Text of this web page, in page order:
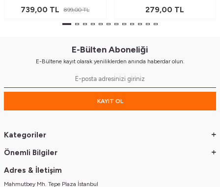
739,00 TL 899,00TL 279,00 TL
E-Bülten Aboneliği
E-Bültene kayıt olarak yeniliklerden anında haberdar olun.
KAYIT OL
Kategoriler
Önemli Bilgiler
Adres & İletişim
Mahmutbey Mh. Tepe Plaza İstanbul